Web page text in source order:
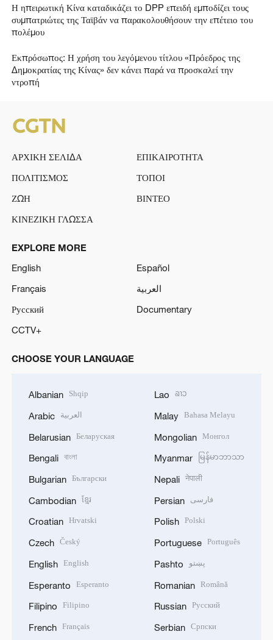
Η ηπειρωτική Κίνα καταδικάζει το DPP επειδή εμποδίζει τους
συμπατριώτες της Ταϊβάν να παρακολουθήσουν την επέτειο του
πολέμου
Εκπρόσωπος: Η χρήση του λεγόμενου τίτλου «Πρόεδρος της
Δημοκρατίας της Κίνας» δεν κάνει παρά να προσκαλεί την
ντροπή
ΑΡΧΙΚΗ ΣΕΛΙΔΑ
ΕΠΙΚΑΙΡΟΤΗΤΑ
ΠΟΛΙΤΙΣΜΟΣ
ΤΟΠΟΙ
ΖΩΗ
ΒΙΝΤΕΟ
ΚΙΝΕΖΙΚΗ ΓΛΩΣΣΑ
EXPLORE MORE
English
Español
Français
العربية
Русский
Documentary
CCTV+
CHOOSE YOUR LANGUAGE
Albanian Shqip
Arabic العربية
Belarusian Беларуская
Bengali বাংলা
Bulgarian Български
Cambodian ខ្មែរ
Croatian Hrvatski
Czech Český
English English
Esperanto Esperanto
Filipino Filipino
French Français
Lao ລາວ
Malay Bahasa Melayu
Mongolian Монгол
Myanmar မြန်မာဘာသာ
Nepali नेपाली
Persian فارسی
Polish Polski
Portuguese Português
Pashto پښتو
Romanian Română
Russian Русский
Serbian Српски